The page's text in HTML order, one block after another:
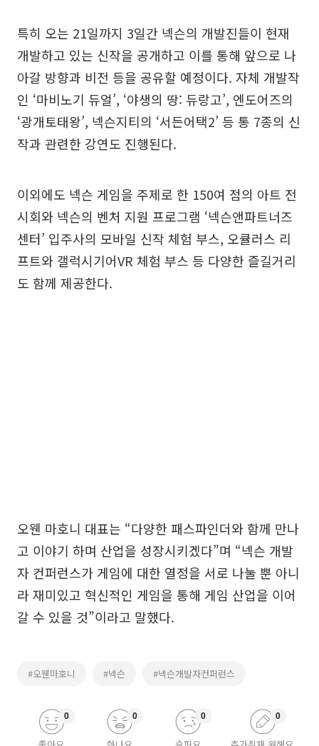
특히 오는 21일까지 3일간 넥슨의 개발진들이 현재
개발하고 있는 신작을 공개하고 이를 통해 앞으로 나
아갈 방향과 비전 등을 공유할 예정이다. 자체 개발작
인 ‘마비노기 듀얼’, ‘야생의 땅: 듀랑고’, 엔도어즈의
‘광개토태왕’, 넥슨지티의 ‘서든어택2’ 등 통 7종의 신
작과 관련한 강연도 진행된다.
이외에도 넥슨 게임을 주제로 한 150여 점의 아트 전
시회와 넥슨의 벤처 지원 프로그램 ‘넥슨앤파트너즈
센터’ 입주사의 모바일 신작 체험 부스, 오큘러스 리
프트와 갤럭시기어VR 체험 부스 등 다양한 즐길거리
도 함께 제공한다.
오웬 마호니 대표는 “다양한 패스파인더와 함께 만나
고 이야기 하며 산업을 성장시키겠다”며 “넥슨 개발
자 컨퍼런스가 게임에 대한 열정을 서로 나눌 뿐 아니
라 재미있고 혁신적인 게임을 통해 게임 산업을 이어
갈 수 있을 것”이라고 말했다.
#오웬마호니 #넥슨 #넥슨개발자컨퍼런스
0 0 0 0